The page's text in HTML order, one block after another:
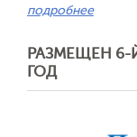
подробнее
РАЗМЕЩЕН 6-
ГОД